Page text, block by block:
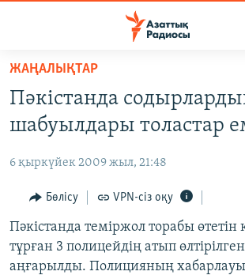
Skip
main
content
to
Navigation
Skip
to
Search
САЯСАТ
AZATTYQTV
ҚАҢТАР ОҚИҒАСЫ
АДАМ ҚҰҚЫҚТАРЫ
ӘЛЕУМЕТ
ӘЛЕМ
ЖАҢАЛЫҚТАР
Пәкістанда
шабуылдары толастар
6 қыркүйек 2009 жыл, 21:48
Бөлісу VPN-сіз оқу
Пәкістанда теміржол торабы өтетін
тұрған 3 полицейдің атып
аңғарылды. Полицияның